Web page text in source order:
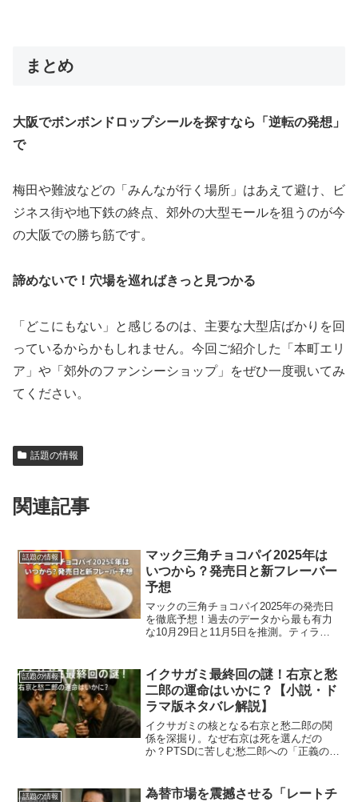
まとめ
大阪でボンボンドロップシールを探すなら「逆転の発想」
で
梅田や難波などの「みんなが行く場所」はあえて避け、ビ
ジネス街や地下鉄の終点、郊外の大型モールを狙うのが今
の大阪での勝ち筋です。
諦めないで！穴場を巡ればきっと見つかる
「どこにもない」と感じるのは、主要な大型店ばかりを回
っているからかもしれません。今回ご紹介した「本町エリ
ア」や「郊外のファンシーショップ」をぜひ一度覗いてみ
てください。
話題の情報
関連記事
話題の情報
マック三角チョコパイ2025年は
いつから？発売日と新フレーバー
予想
マックの三角チョコパイ2025年の発売日
を徹底予想！過去のデータから最も有力
な10月29日と11月5日を推測。ティラミ
す。
話題の情報
イクサガミ最終回の謎！右京と愁
二郎の運命はいかに？【小説・ド
ラマ版ネタバレ解説】
イクサガミの核となる右京と愁二郎の関
係を深掘り。なぜ右京は死を選んだの
か？PTSDに苦しむ愁二郎への「正義の継
話題の情報
為替市場を震撼させる「レートチ